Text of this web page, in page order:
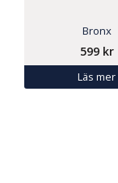
Bronx
599 kr
Läs mer